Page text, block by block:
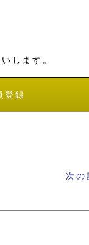
します。
登録
次の